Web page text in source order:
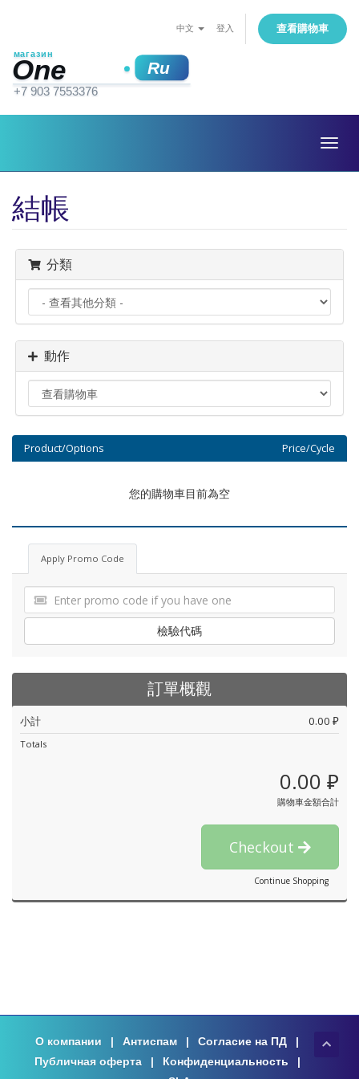
中文 登入 查看購物車
結帳
分類
動作
Product/Options Price/Cycle
您的購物車目前為空
Apply Promo Code
檢驗代碼
訂單概觀
小計 0.00 ₽
Totals
0.00 ₽
購物車金額合計
Checkout
Continue Shopping
О компании | Антиспам | Согласие на ПД
|
Публичная оферта
| Конфиденциальность
|